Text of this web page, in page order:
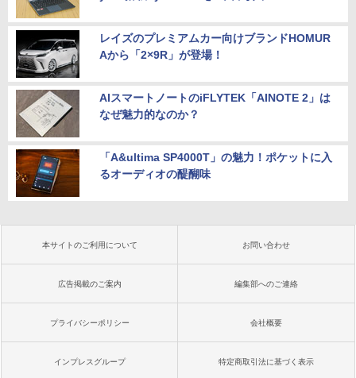
レイズのプレミアムカー向けブランドHOMUR
Aから「2×9R」が登場！
AIスマートノートのiFLYTEK「AINOTE 2」は
なぜ魅力的なのか？
「A&ultima SP4000T」の魅力！ポケットに入
るオーディオの醍醐味
本サイトのご利用について お問い合わせ
広告掲載のご案内 編集部へのご連絡
プライバシーポリシー 会社概要
インプレスグループ 特定商取引法に基づく表示